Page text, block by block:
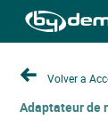
Volver a
Adaptateur de